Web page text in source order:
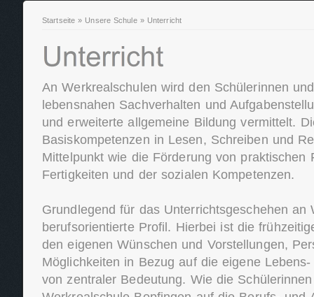
Startseite » Unsere Schule» Unterricht
An Werkrealschulen wird den Schülerinnen
lebensnahen Sachverhalten und
und erweiterte allgemeine Bildung vermittelt.
Basiskompetenzen in Lesen, Schreiben und
Mittelpunkt wie die Förderung von praktischen
Fertigkeiten und der sozialen Kompetenzen.
Grundlegend für das Unterrichtsgeschehen an
berufsorientierte Profil. Hierbei ist die
den eigenen Wünschen und Vorstellungen,
Möglichkeiten in Bezug auf die eigene
von zentraler Bedeutung. Wie die